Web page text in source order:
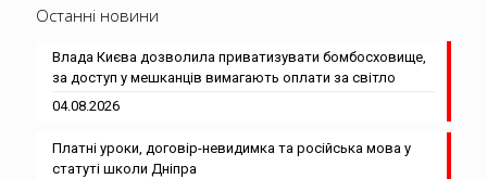
Останні новини
Влада Києва дозволила приватизувати бомбосховище,
за доступ у мешканців вимагають оплати за світло
04.08.2026
Платні уроки, договір-невидимка та російська мова у
статуті школи Дніпра